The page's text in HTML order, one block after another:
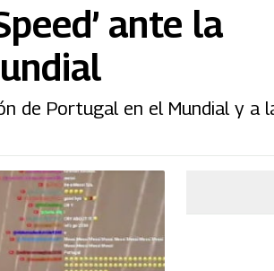
ante la
de Portugal en el Mundial y a